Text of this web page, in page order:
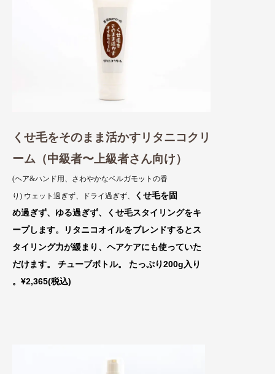
くせ毛をそのまま活かすリタニコクリ
ーム（中級者〜上級者さん向け）
(ヘア&ハンド用、さわやかなベルガモットの香
り) ウェット過ぎず、ドライ過ぎず、
くせ毛を固
め過ぎず、ゆる過ぎず、くせ毛スタイリングをキ
ープします。リタニコオイルをブレンドするとス
タイ リング力が緩まり、ヘアケアにも使っていた
だけます。 チューブボトル。 たっぷり200g入り
。¥2,365(税込)